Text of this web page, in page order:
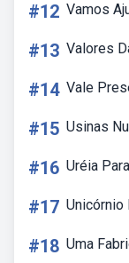
#12 Vamos
#13 Valores
#14 Vale
#15 Usinas
#16 Uréia
#17 Unicórnio
#18 Uma